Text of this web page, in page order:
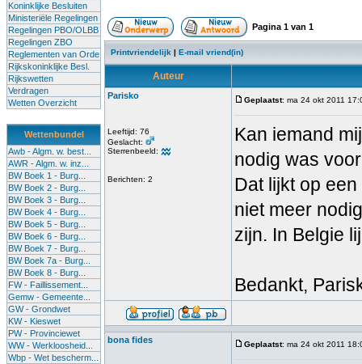
Koninklijke Besluiten
Ministeriële Regelingen
Regelingen PBO/OLBB
Regelingen ZBO
Reglementen van Orde
Rijkskoninklijke Besl.
Rijkswetten
Verdragen
Wetten Overzicht
Wettenbundel
Awb - Algm. w. best...
AWR - Algm. w. inz...
BW Boek 1 - Burg...
BW Boek 2 - Burg...
BW Boek 3 - Burg...
BW Boek 4 - Burg...
BW Boek 5 - Burg...
BW Boek 6 - Burg...
BW Boek 7 - Burg...
BW Boek 7a - Burg...
BW Boek 8 - Burg...
FW - Faillissement...
Gemw - Gemeente...
GW - Grondwet
KW - Kieswet
PW - Provinciewet
WW - Werkloosheid...
Wbp - Wet bescherm...
Pagina 1 van 1
Printvriendelijk | E-mail vriend(in)
Auteur
Parisko
Leeftijd: 76
Geslacht:
Sterrenbeeld:
Berichten: 2
Geplaatst: ma 24 okt 2011
Kan iemand
nodig was
Dat lijkt op
niet meer
zijn. In Belgie
Bedankt,
bona fides Geplaatst: ma 24 okt 2011